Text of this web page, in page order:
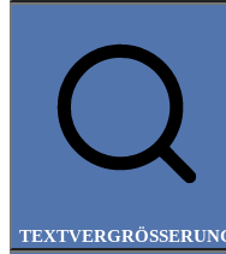
TEXTVERGRÖSSERUNG